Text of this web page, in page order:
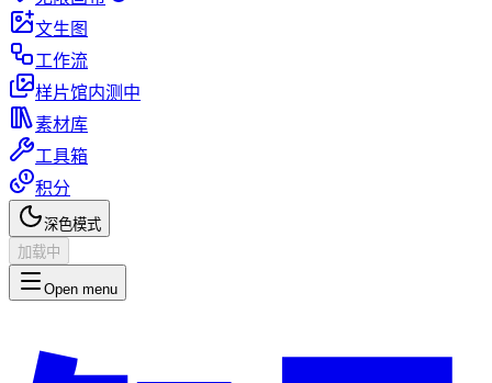
文生图
工作流
样片馆内测中
素材库
工具箱
积分
深色模式
加载中
Open menu